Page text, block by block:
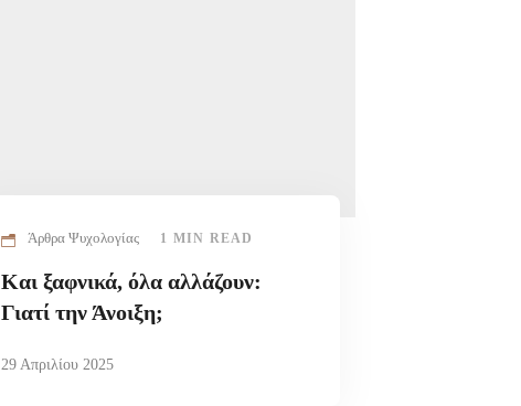
Άρθρα Ψυχολογίας 1 MIN READ
Και ξαφνικά, όλα αλλάζουν:
Γιατί την Άνοιξη;
29 Απριλίου 2025